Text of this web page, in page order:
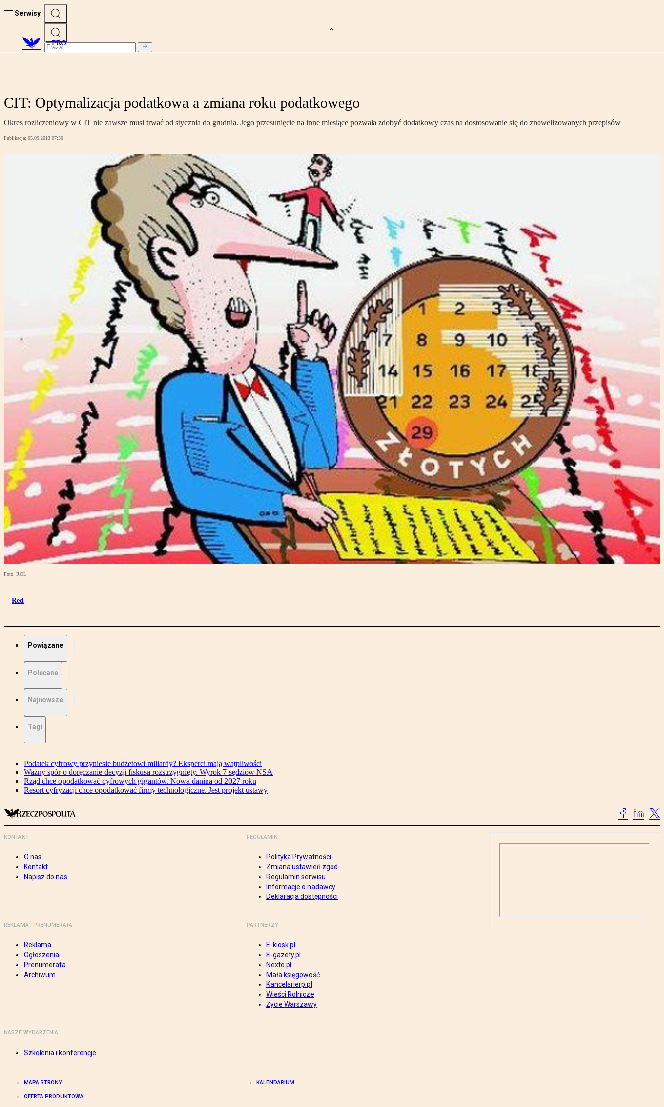
Serwisy
PRO
CIT: Optymalizacja podatkowa a zmiana roku podatkowego
Okres rozliczeniowy w CIT nie zawsze musi trwać od stycznia do grudnia. Jego przesunięcie na inne miesiące pozwala zdobyć dodatkowy czas na dostosowanie się do znowelizowanych przepisów
Publikacja: 05.09.2013 07:30
Foto: ROL
Red
Powiązane
Polecane
Najnowsze
Tagi
Podatek cyfrowy przyniesie budżetowi miliardy? Eksperci mają wątpliwości
Ważny spór o doręczanie decyzji fiskusa rozstrzygnięty. Wyrok 7 sędziów NSA
Rząd chce opodatkować cyfrowych gigantów. Nowa danina od 2027 roku
Resort cyfryzacji chce opodatkować firmy technologiczne. Jest projekt ustawy
KONTAKT
O nas
Kontakt
Napisz do nas
REGULAMIN
Polityka Prywatności
Zmiana ustawień zgód
Regulamin serwisu
Informacje o nadawcy
Deklaracja dostępności
REKLAMA I PRENUMERATA
Reklama
Ogłoszenia
Prenumerata
Archiwum
PARTNERZY
E-kiosk.pl
E-gazety.pl
Nexto.pl
Mała księgowość
Kancelarierp.pl
Wieści Rolnicze
Życie Warszawy
NASZE WYDARZENIA
Szkolenia i konferencje
MAPA STRONY KALENDARIUM
OFERTA PRODUKTOWA